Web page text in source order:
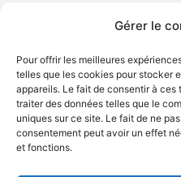
Gérer le
Pour offrir les meilleures
telles que les cookies pour stocker
appareils. Le fait de consentir à
traiter des données telles que le
uniques sur ce site. Le fait de ne
consentement peut avoir un effet
et fonctions.